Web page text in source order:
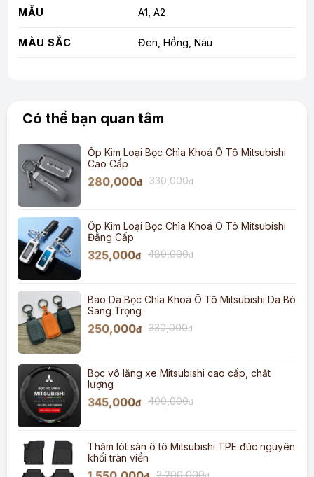
MẪU A1, A2
MÀU SẮC Đen, Hồng, Nâu
Có thể bạn quan tâm
Ốp Kim Loại Bọc Chìa Khoá Ô Tô Mitsubishi
Cao Cấp
280,000đ 330,000đ
Ốp Kim Loại Bọc Chìa Khoá Ô Tô Mitsubishi
Đẳng Cấp
325,000đ 480,000đ
Bao Da Bọc Chìa Khoá Ô Tô Mitsubishi Da Bò
Sang Trọng
250,000đ 330,000đ
Bọc vô lăng xe Mitsubishi cao cấp, chất
lượng
345,000đ 400,000đ
Thảm lót sàn ô tô Mitsubishi TPE đúc nguyên
khối tràn viền